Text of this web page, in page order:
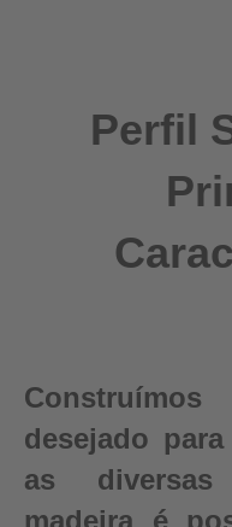
Perfil
desejado
as diversas